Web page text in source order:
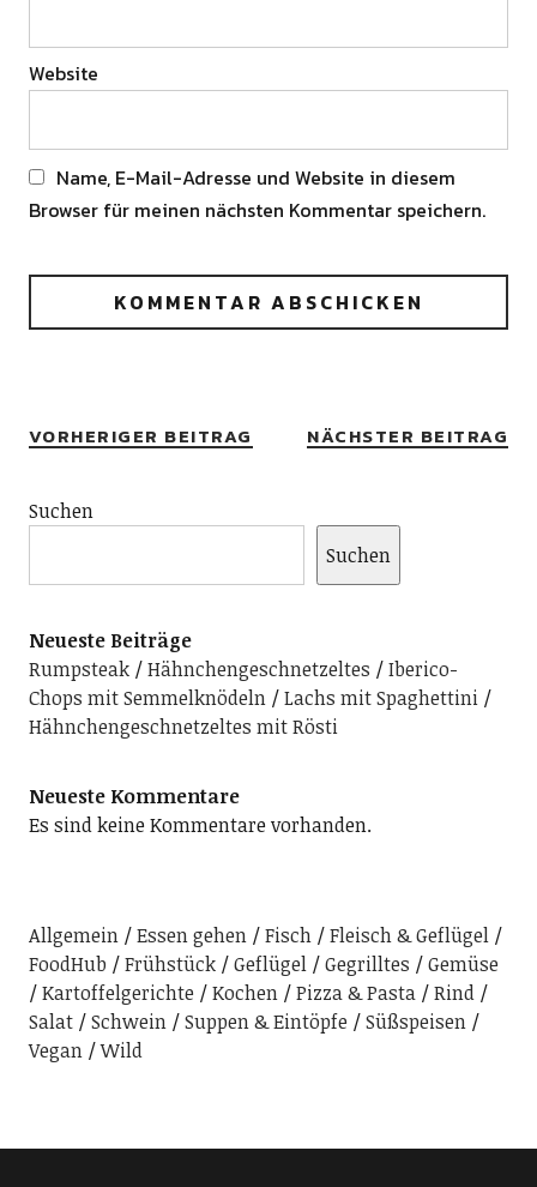
Website
Name, E-Mail-Adresse und Website in diesem
Browser für meinen nächsten Kommentar speichern.
VORHERIGER BEITRAG NÄCHSTER BEITRAG
Suchen
Suchen
Neueste Beiträge
Rumpsteak
Hähnchengeschnetzeltes
Iberico-
Chops mit Semmelknödeln
Lachs mit Spaghettini
Hähnchengeschnetzeltes mit Rösti
Neueste Kommentare
Es sind keine Kommentare vorhanden.
Allgemein Essen gehen Fisch
Fleisch & Geflügel
FoodHub
Frühstück Geflügel Gegrilltes
Gemüse
Kartoffelgerichte
Kochen Pizza & Pasta
Rind
Salat
Schwein Suppen & Eintöpfe
Süßspeisen
Vegan
Wild